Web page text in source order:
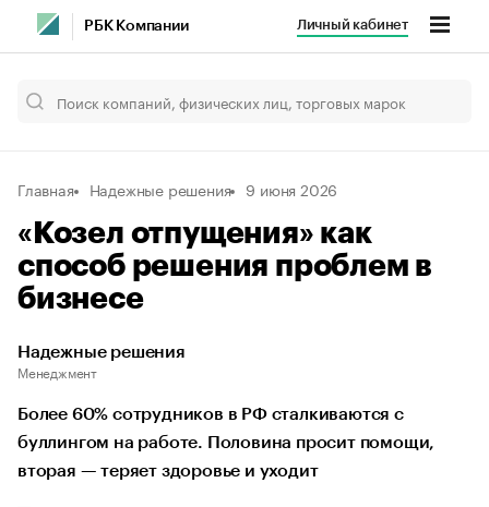
РБК Компании Личный кабинет
Главная Надежные решения 9 июня 2026
«Козел отпущения» как
способ решения проблем в
бизнесе
Надежные решения
Менеджмент
Более 60% сотрудников в РФ сталкиваются с
буллингом на работе. Половина просит помощи,
вторая — теряет здоровье и уходит